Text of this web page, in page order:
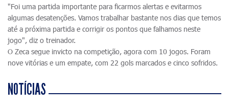
"Foi uma partida importante para ficarmos alertas e evitarmos
algumas desatenções. Vamos trabalhar bastante nos dias que temos
até a próxima partida e corrigir os pontos que falhamos neste
jogo", diz o treinador.
O Zeca segue invicto na competição, agora com 10 jogos. Foram
nove vitórias e um empate, com 22 gols marcados e cinco sofridos.
NOTÍCIAS